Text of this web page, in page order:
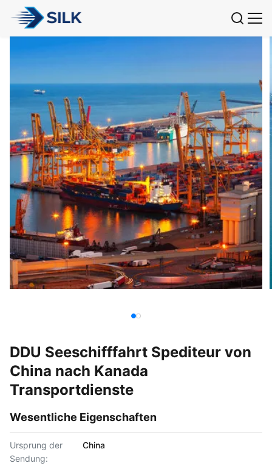
DDU Seeschifffahrt Spediteur von
China nach Kanada
Transportdienste
Wesentliche Eigenschaften
Ursprung der
Sendung:
China